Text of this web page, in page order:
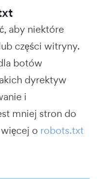
aby niektóre
części witryny.
botów
dyrektyw
i
mniej stron do
o robots.txt